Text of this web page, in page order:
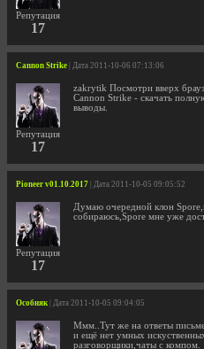
Репутация
17
Cannon Strike | Дата 2011-10-06 07:13:06
Репутация
17
zakrytik Посмотри вверх
Cannon Strike - скачать
выводы.
Pioneer v01.10.2017 | Дата 2011-10-05 09:05:52
Репутация
17
Думаю очередной клон
собираюсь,Spore мне уже
Особняк | Дата 2011-10-05 09:04:05
Ммм..Тут же на ответы
и ещё нет умных
разговорщики,чаты с компом.